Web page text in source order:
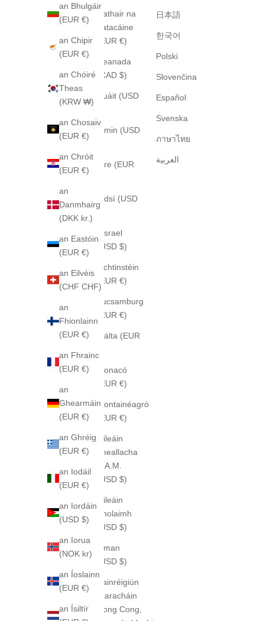
an Bhulgáir
(EUR €)
an Chipir
(EUR €)
an Chóiré
Theas
(KRW ₩)
an Chosaiv
(EUR €)
an Chróit
(EUR €)
an
Danmhairg
(DKK kr.)
an Eastóin
(EUR €)
an Eilvéis
(CHF CHF)
an
Fhionlainn
(EUR €)
an Fhrainc
(EUR €)
an
Ghearmáin
(EUR €)
an Ghréig
(EUR €)
an Iodáil
(EUR €)
an Iordáin
(USD $)
an Iorua
(NOK kr)
an Íoslainn
(EUR €)
an Ísiltír
Cathair na
Vatacáine
(EUR €)
Ceanada
(CAD $)
Cuáit (USD
Éimin (USD
Éire (EUR
Fidsí (USD
$)
Iosrael
(USD $)
Lichtinstéin
(EUR €)
Lucsamburg
(EUR €)
Málta (EUR
Monacó
(EUR €)
Montainéagró
(EUR €)
Oileáin
Imeallacha
S.A.M.
(USD $)
Oileáin
Sholaimh
(USD $)
Óman
(USD $)
Sainréigiún
Riaracháin
Hong Cong,
日本語
한국어
Polski
Slovenčina
Español
Svenska
ภาษาไทย
العربية